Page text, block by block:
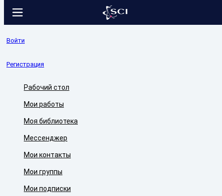
Войти
Регистрация
Рабочий стол
Мои работы
Моя библиотека
Мессенджер
Мои контакты
Мои группы
Мои подписки